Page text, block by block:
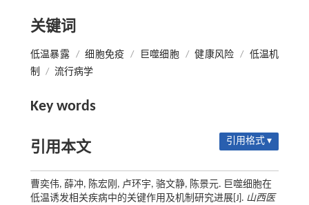
关键词
低温暴露 / 细胞免疫 / 巨噬细胞 / 健康风险 / 低温机
制
/ 流行病学
Key words
引用本文 引用格式 ▾
曹奕伟, 薛冲, 陈宏刚, 卢环宇, 骆文静, 陈景元. 巨噬细胞在
低温诱发相关疾病中的关键作用及机制研究进展[J]. 山西医